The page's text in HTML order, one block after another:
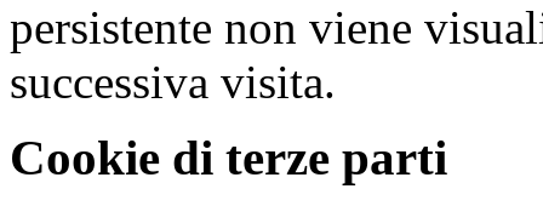
persistente non viene
successiva visita.
Cookie di terze parti